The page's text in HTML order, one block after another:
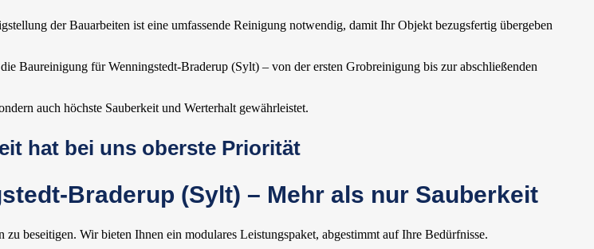
der Bauarbeiten ist eine umfassende Reinigung notwendig, damit Ihr Objekt bezugsfertig übergeben
Baureinigung für Wenningstedt-Braderup (Sylt) – von der ersten Grobreinigung bis zur abschließenden
auch höchste Sauberkeit und Werterhalt gewährleistet.
hat bei uns oberste Priorität
Braderup (Sylt) – Mehr als nur Sauberkeit
beseitigen. Wir bieten Ihnen ein modulares Leistungspaket, abgestimmt auf Ihre Bedürfnisse.